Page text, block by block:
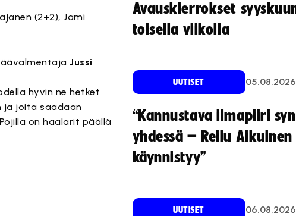
(2+2), Jami
Jussi
hyvin ne hetket
ja joita saadaan
on haalarit päällä
Avauskierrokset
toisella viikolla
UUTISET 05.08.2026
“Kannustava ilmapiiri
yhdessä – Reilu
käynnistyy”
UUTISET 06.08.2026